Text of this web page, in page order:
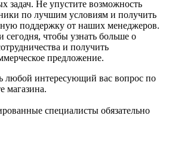
задач. Не упустите возможность
по лучшим условиям и получить
поддержку от наших менеджеров.
сегодня, чтобы узнать больше о
и получить
предложение.
любой интересующий вас вопрос по
магазина.
специалисты обязательно